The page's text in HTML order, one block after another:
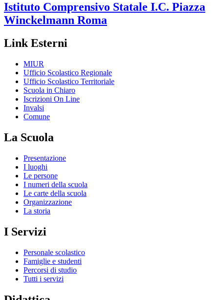
Istituto Comprensivo Statale I.C. Piazza
Winckelmann Roma
Link Esterni
MIUR
Ufficio Scolastico Regionale
Ufficio Scolastico Territoriale
Scuola in Chiaro
Iscrizioni On Line
Invalsi
Comune
La Scuola
Presentazione
I luoghi
Le persone
I numeri della scuola
Le carte della scuola
Organizzazione
La storia
I Servizi
Personale scolastico
Famiglie e studenti
Percorsi di studio
Tutti i servizi